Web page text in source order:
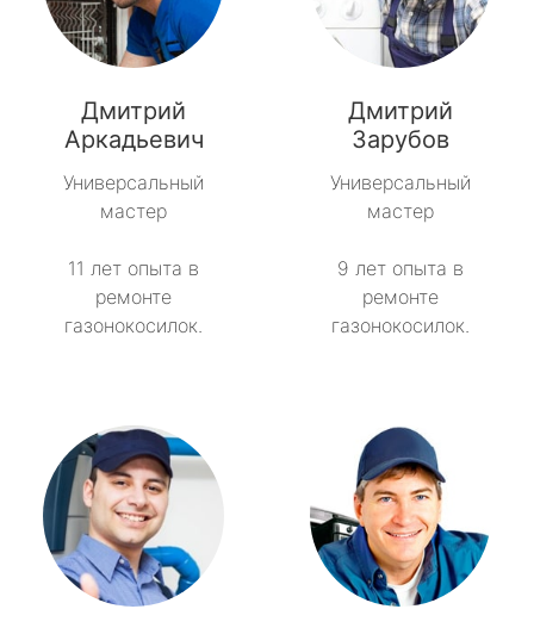
Дмитрий
Аркадьевич
Универсальный
мастер
11 лет опыта в
ремонте
газонокосилок.
Дмитрий
Зарубов
Универсальный
мастер
9 лет опыта в
ремонте
газонокосилок.